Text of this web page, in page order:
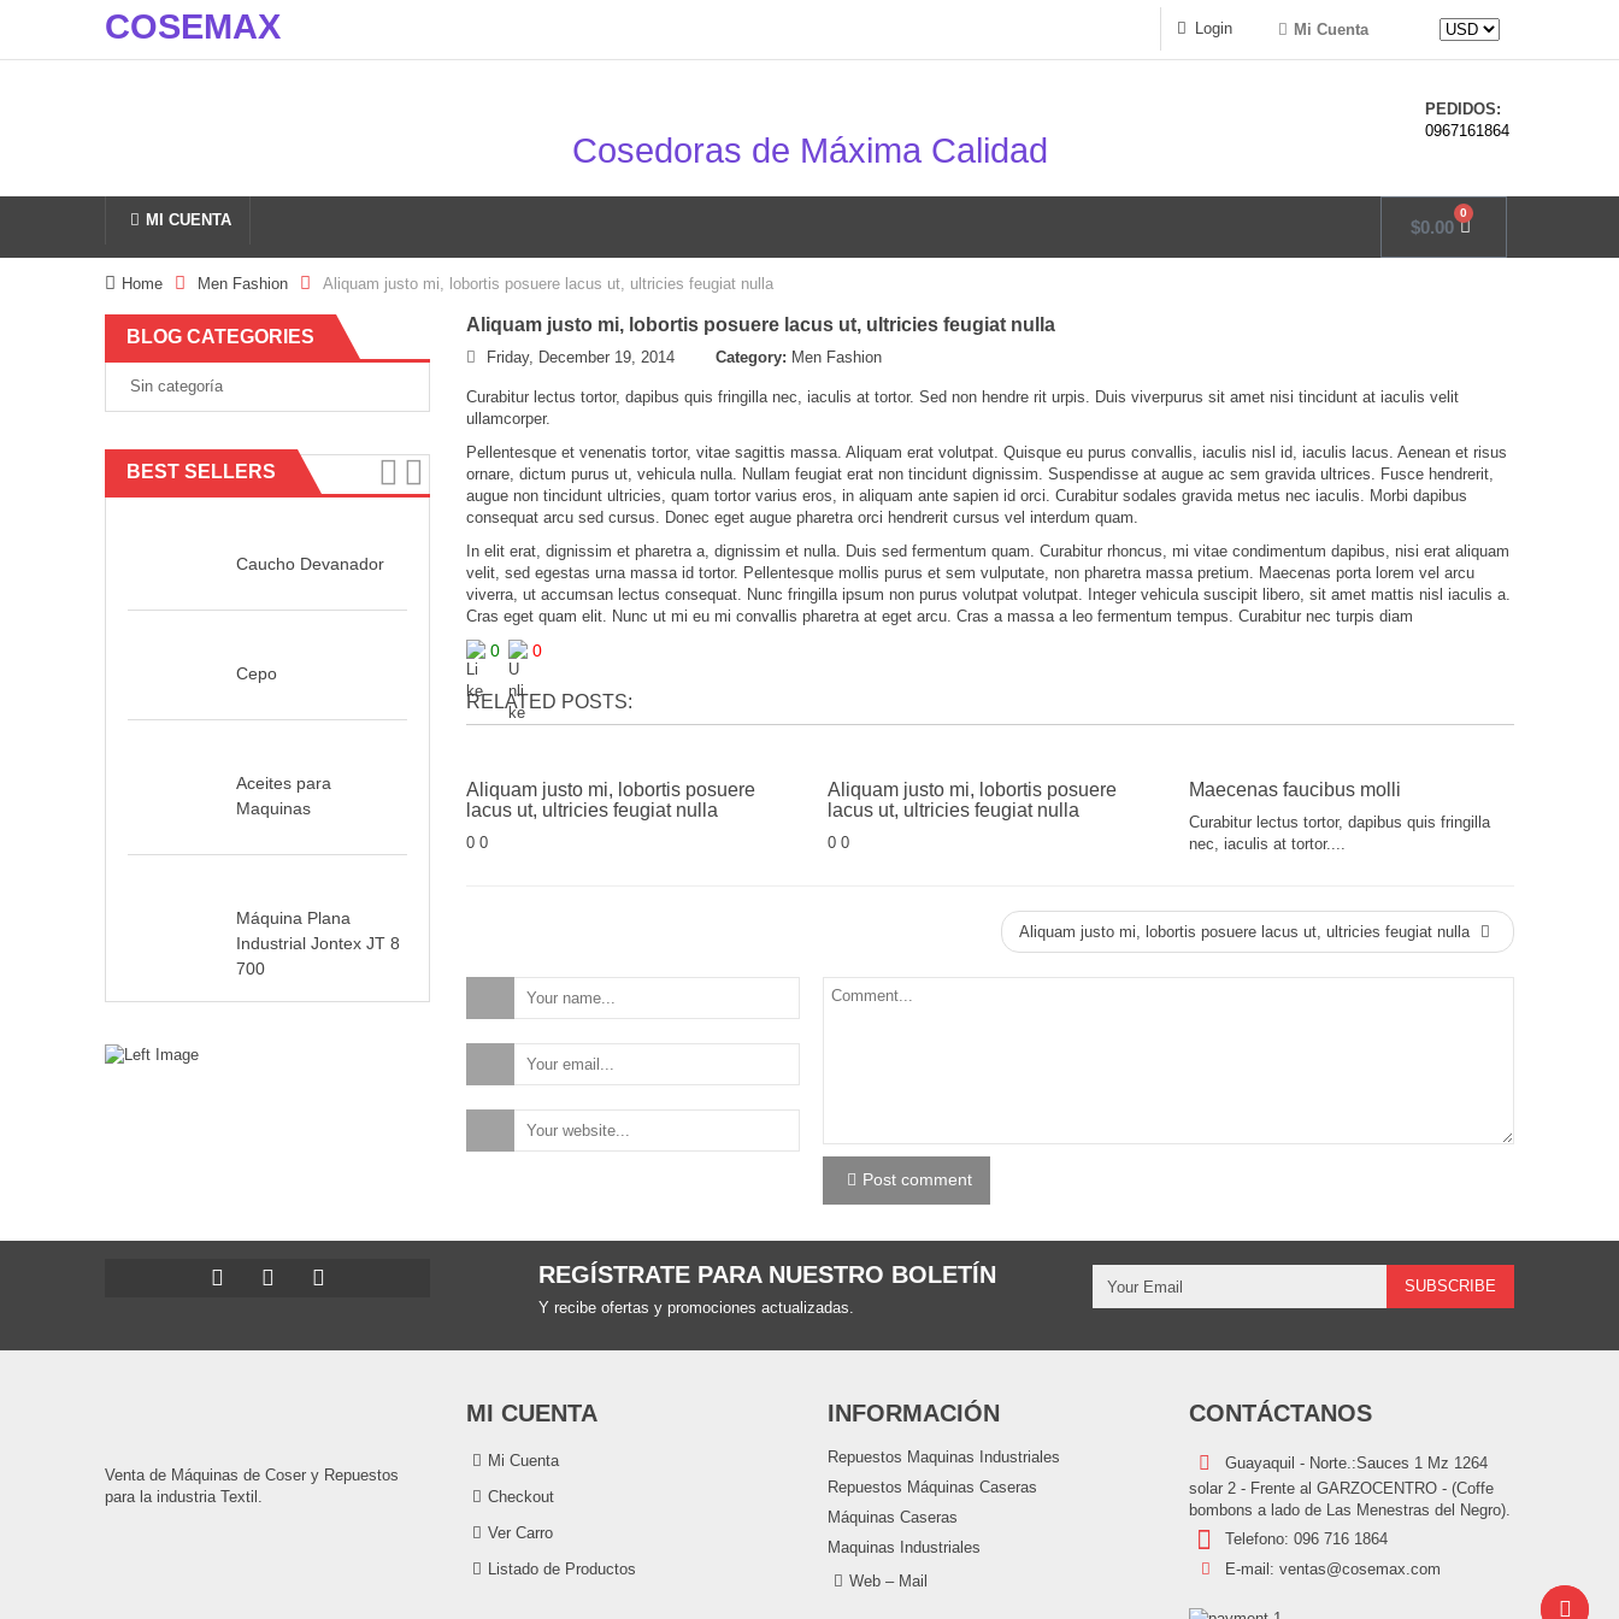
COSEMAX Login Mi Cuenta
PEDIDOS:
0967161864
Cosedoras de Máxima Calidad
MI CUENTA $0.00
0
Home Men Fashion Aliquam justo mi, lobortis posuere lacus ut, ultricies feugiat nulla
BLOG CATEGORIES
Sin categoría
BEST SELLERS
Caucho Devanador
Cepo
Aceites para
Maquinas
Máquina Plana
Industrial Jontex JT 8
700
Aliquam justo mi, lobortis posuere lacus ut, ultricies feugiat nulla
Friday, December 19, 2014 Category: Men Fashion
Curabitur lectus tortor, dapibus quis fringilla nec, iaculis at tortor. Sed non hendre rit urpis. Duis viverpurus sit amet nisi tincidunt at iaculis velit
ullamcorper.
Pellentesque et venenatis tortor, vitae sagittis massa. Aliquam erat volutpat. Quisque eu purus convallis, iaculis nisl id, iaculis lacus. Aenean et risus
ornare, dictum purus ut, vehicula nulla. Nullam feugiat erat non tincidunt dignissim. Suspendisse at augue ac sem gravida ultrices. Fusce hendrerit,
augue non tincidunt ultricies, quam tortor varius eros, in aliquam ante sapien id orci. Curabitur sodales gravida metus nec iaculis. Morbi dapibus
consequat arcu sed cursus. Donec eget augue pharetra orci hendrerit cursus vel interdum quam.
In elit erat, dignissim et pharetra a, dignissim et nulla. Duis sed fermentum quam. Curabitur rhoncus, mi vitae condimentum dapibus, nisi erat aliquam
velit, sed egestas urna massa id tortor. Pellentesque mollis purus et sem vulputate, non pharetra massa pretium. Maecenas porta lorem vel arcu
viverra, ut accumsan lectus consequat. Nunc fringilla ipsum non purus volutpat volutpat. Integer vehicula suscipit libero, sit amet mattis nisl iaculis a.
Cras eget quam elit. Nunc ut mi eu mi convallis pharetra at eget arcu. Cras a massa a leo fermentum tempus. Curabitur nec turpis diam
0 0
RELATED POSTS:
Aliquam justo mi, lobortis posuere
lacus ut, ultricies feugiat nulla
0 0
Aliquam justo mi, lobortis posuere
lacus ut, ultricies feugiat nulla
0 0
Maecenas faucibus molli
Curabitur lectus tortor, dapibus quis fringilla
nec, iaculis at tortor....
Aliquam justo mi, lobortis posuere lacus ut, ultricies feugiat nulla
Post comment
REGÍSTRATE PARA NUESTRO BOLETÍN
Y recibe ofertas y promociones actualizadas.
Venta de Máquinas de Coser y Repuestos
para la industria Textil.
MI CUENTA
Mi Cuenta
Checkout
Ver Carro
Listado de Productos
INFORMACIÓN
Repuestos Maquinas Industriales
Repuestos Máquinas Caseras
Máquinas Caseras
Maquinas Industriales
Web – Mail
CONTÁCTANOS
Guayaquil - Norte.:Sauces 1 Mz 1264
solar 2 - Frente al GARZOCENTRO - (Coffe
bombons a lado de Las Menestras del Negro).
Telefono: 096 716 1864
E-mail: ventas@cosemax.com